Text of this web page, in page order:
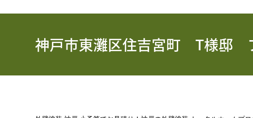
神戸市東灘区住吉宮町 T様邸